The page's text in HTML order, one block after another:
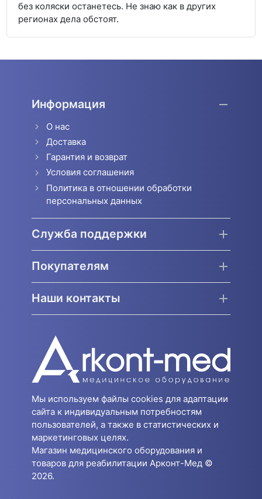
без коляски останетесь. Не знаю как в других
регионах дела обстоят.
Информация
О нас
Доставка
Гарантия и возврат
Условия соглашения
Политика в отношении обработки
персональных данных
Служба поддержки
Покупателям
Наши контакты
Мы используем файлы cookies для адаптации
сайта к индивидуальным потребностям
пользователей, а также в статистических и
маркетинговых целях.
Магазин медицинского оборудования и
товаров для реабилитации Арконт-Мед ©
2026.